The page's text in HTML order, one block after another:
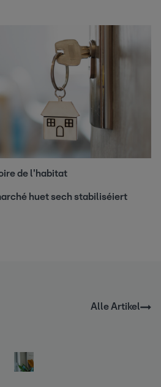
de l'habitat
huet sech stabiliséiert
Alle Artikel